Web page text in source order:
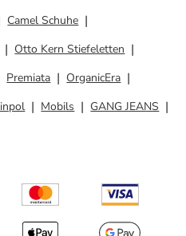
Camel Schuhe
Otto Kern Stiefeletten
Premiata
OrganicEra
Mobils
GANG JEANS